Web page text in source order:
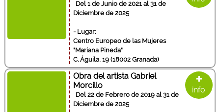
Del 1 de Junio de 2021 al 31 de
Diciembre de 2025
- Lugar:
Centro Europeo de las Mujeres
"Mariana Pineda"
C. Águila, 19 (18002 Granada)
Obra del artista Gabriel
Morcillo
Del 22 de Febrero de 2019 al 31 de
Diciembre de 2025
+
info